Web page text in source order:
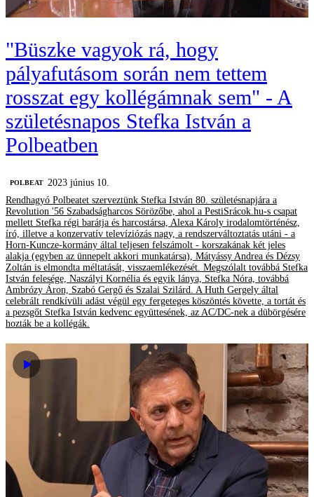
"Büszke vagyok rá, hogy
pályafutásom során nem tettem
rosszat egy kollégámnak sem" - A
születésnapos Stefka István a
Polbeatben
‎POLBEAT
2023 június 10.
Rendhagyó Polbeatet szerveztünk Stefka István 80. születésnapjára a
Revolution '56 Szabadságharcos Sörözőbe, ahol a PestiSrácok.hu-s csapat
mellett Stefka régi barátja és harcostársa, Alexa Károly irodalomtörténész,
író, illetve a konzervatív televíziózás nagy, a rendszerváltoztatás utáni - a
Horn-Kuncze-kormány által teljesen felszámolt - korszakának két jeles
alakja (egyben az ünnepelt akkori munkatársa), Mátyássy Andrea és Dézsy
Zoltán is elmondta méltatását, visszaemlékezését. Megszólalt továbbá Stefka
István felesége, Naszályi Kornélia és egyik lánya, Stefka Nóra, továbbá
Ambrózy Áron, Szabó Gergő és Szalai Szilárd. A Huth Gergely által
celebrált rendkívüli adást végül egy fergeteges köszöntés követte, a tortát és
a pezsgőt Stefka István kedvenc együttesének, az AC/DC-nek a dübörgésére
hozták be a kollégák.